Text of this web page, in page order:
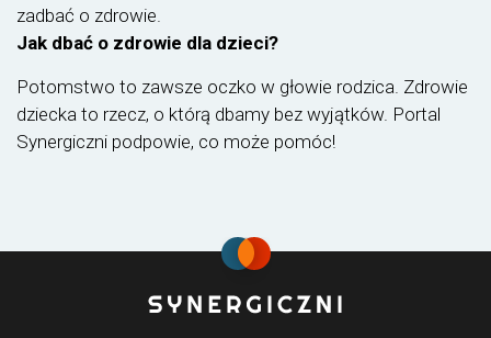
zadbać o zdrowie.
Jak dbać o zdrowie dla dzieci?
Potomstwo to zawsze oczko w głowie rodzica. Zdrowie
dziecka to rzecz, o którą dbamy bez wyjątków. Portal
Synergiczni podpowie, co może pomóc!